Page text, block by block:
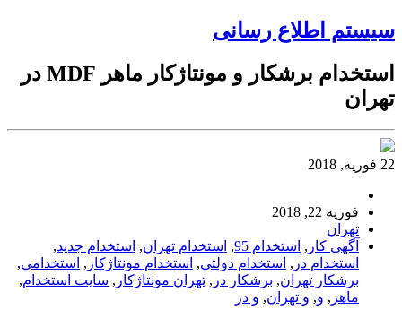
سیستم اطلاع رسانی
استخدام برشکار و مونتاژکار ماهر MDF در
تهران
22 فوریه, 2018
فوریه 22, 2018
تهران
آگهی کار , استخدام 95 , استخدام تهران, استخدام جدید,
استخدام در , استخدام دولتی, استخدام مونتاژکار , استخدامی,
برشکار تهران, برشکار در , تهران مونتاژکار , سایت استخدام,
ماهر , و, و تهران, و در